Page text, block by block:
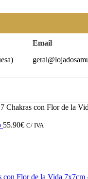
Email
Chakras con Flor de la
55.90€ C/ IVA